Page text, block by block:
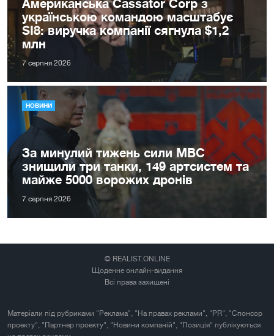
Американська Cassator Corp з
українською командою масштабує
SI8: виручка компанії сягнула $1,2
млн
7 серпня 2026
НОВИНИ
За минулий тижень сили МВС
знищили три танки, 149 артсистем та
майже 5000 ворожих дронів
7 серпня 2026
© REALIST.ONLINE
Щоденне онлайн-видання
Всі права захищені
Матеріали під рубриками "Реклама", "На правах реклами", "PR", "Спонсор
проекту", "Партнер проекту", "Новини компаній", "Позиція" публікуються